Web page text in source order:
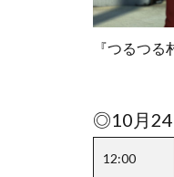
『つるつる
◎10月24
12:00